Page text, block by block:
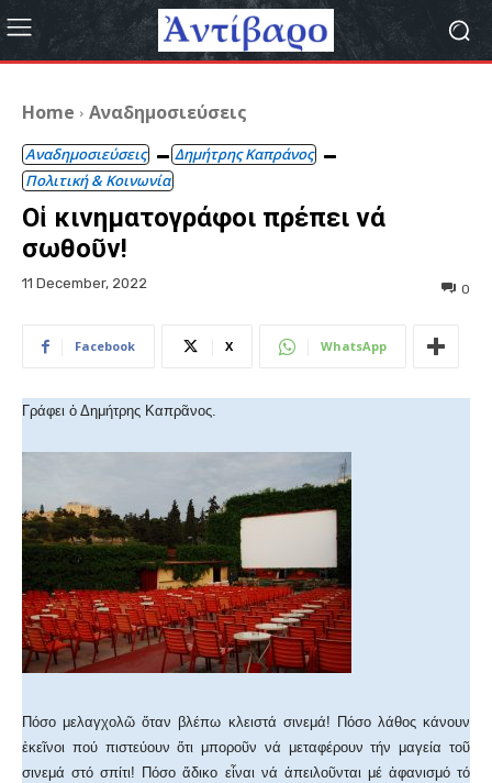
Home Αναδημοσιεύσεις
Αναδημοσιεύσεις
Δημήτρης Καπράνος
Πολιτική & Κοινωνία
Οἱ κινηματογράφοι πρέπει νά
σωθοῦν!
11 December, 2022 0
Facebook X WhatsApp
Γράφει ὁ Δημήτρης Καπρᾶνος.
Πόσο μελαγχολῶ ὅταν βλέπω κλειστά σινεμά! Πόσο λάθος κάνουν
ἐκεῖνοι πού πιστεύουν ὅτι μποροῦν νά μεταφέρουν τήν μαγεία τοῦ
σινεμά στό σπίτι! Πόσο ἄδικο εἶναι νά ἀπειλοῦνται μέ ἀφανισμό τό